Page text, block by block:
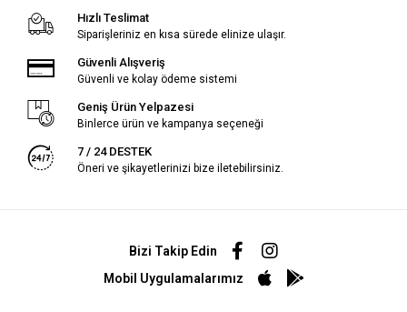
Hızlı Teslimat
Siparişleriniz en kısa sürede elinize ulaşır.
Güvenli Alışveriş
Güvenli ve kolay ödeme sistemi
Geniş Ürün Yelpazesi
Binlerce ürün ve kampanya seçeneği
7 / 24 DESTEK
Öneri ve şikayetlerinizi bize iletebilirsiniz.
Bizi Takip Edin
Mobil Uygulamalarımız